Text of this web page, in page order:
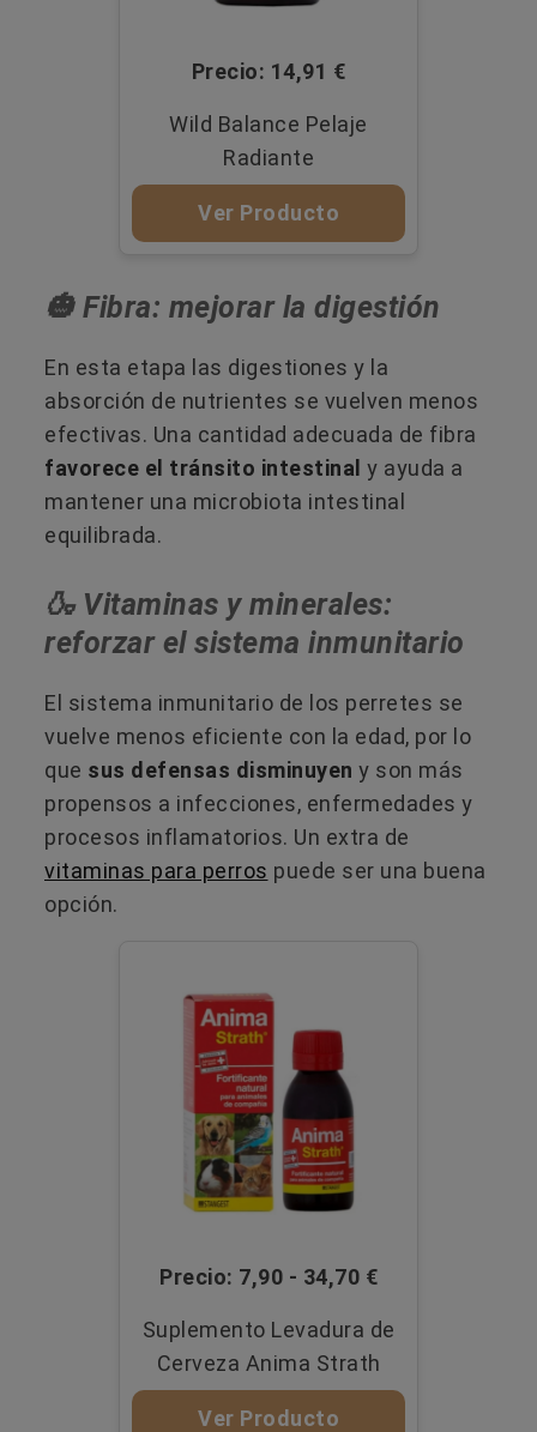
Precio: 14,91 €
Wild Balance Pelaje
Radiante
Ver Producto
🎃​ Fibra: mejorar la digestión
En esta etapa las digestiones y la
absorción de nutrientes se vuelven menos
efectivas. Una cantidad adecuada de fibra
favorece el tránsito intestinal y ayuda a
mantener una microbiota intestinal
equilibrada.
🍶 Vitaminas y minerales:
reforzar el sistema inmunitario
El sistema inmunitario de los perretes se
vuelve menos eficiente con la edad, por lo
que sus defensas disminuyen y son más
propensos a infecciones, enfermedades y
procesos inflamatorios. Un extra de
vitaminas para perros puede ser una buena
opción.
Precio: 7,90 - 34,70 €
Suplemento Levadura de
Cerveza Anima Strath
Ver Producto